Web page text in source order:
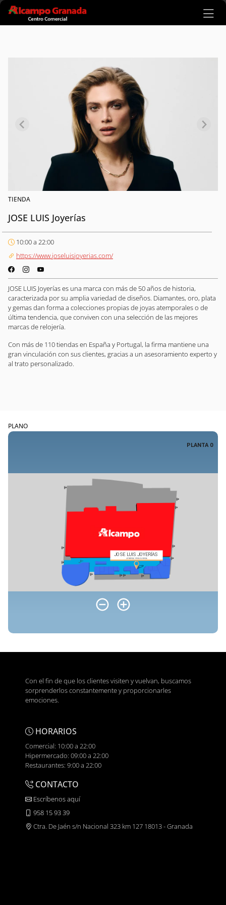
Ir al contenido principal
TIENDA
JOSE LUIS Joyerías
10:00 a 22:00
https://www.joseluisjoyerias.com/
JOSE LUIS Joyerías es una marca con más de 50 años de historia,
caracterizada por su amplia variedad de diseños. Diamantes, oro, plata
y gemas dan forma a colecciones propias de joyas atemporales o de
última tendencia, que conviven con una selección de las mejores
marcas de relojería.
Con más de 110 tiendas en España y Portugal, la firma mantiene una
gran vinculación con sus clientes, gracias a un asesoramiento experto y
al trato personalizado.
PLANO
Con el fin de que los clientes visiten y vuelvan, buscamos
sorprenderlos constantemente y proporcionarles
emociones.
HORARIOS
Comercial: 10:00 a 22:00
Hipermercado: 09:00 a 22:00
Restaurantes: 9:00 a 22:00
CONTACTO
Escríbenos aquí
958 15 93 39
Ctra. De Jaén s/n Nacional 323 km 127 18013 - Granada